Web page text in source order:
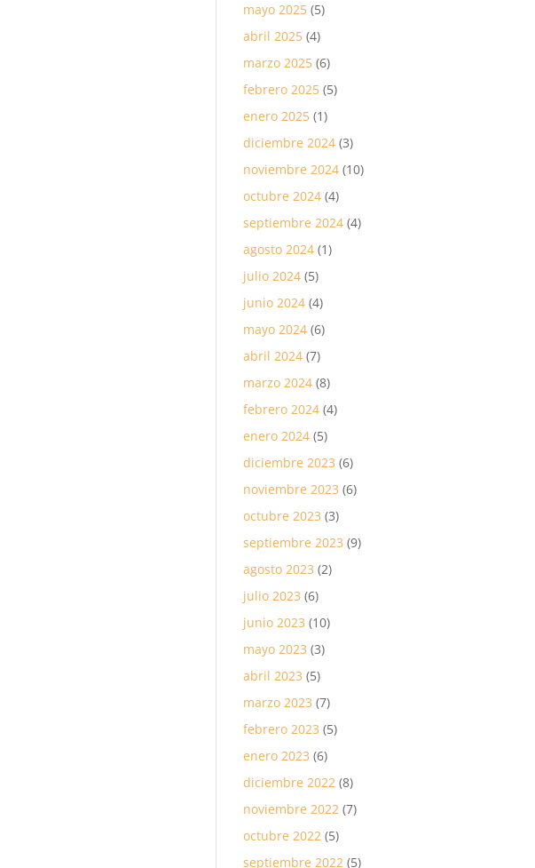
mayo 2025 (5)
abril 2025 (4)
marzo 2025 (6)
febrero 2025 (5)
enero 2025 (1)
diciembre 2024 (3)
noviembre 2024 (10)
octubre 2024 (4)
septiembre 2024 (4)
agosto 2024 (1)
julio 2024 (5)
junio 2024 (4)
mayo 2024 (6)
abril 2024 (7)
marzo 2024 (8)
febrero 2024 (4)
enero 2024 (5)
diciembre 2023 (6)
noviembre 2023 (6)
octubre 2023 (3)
septiembre 2023 (9)
agosto 2023 (2)
julio 2023 (6)
junio 2023 (10)
mayo 2023 (3)
abril 2023 (5)
marzo 2023 (7)
febrero 2023 (5)
enero 2023 (6)
diciembre 2022 (8)
noviembre 2022 (7)
octubre 2022 (5)
septiembre 2022 (5)